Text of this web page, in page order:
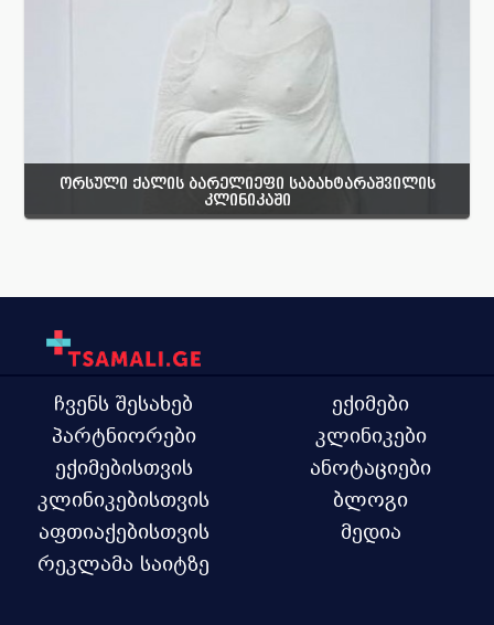
ორსული ქალის ბარელიეფი საბახტარაშვილის
კლინიკაში
ჩვენს შესახებ
პარტნიორები
ექიმებისთვის
კლინიკებისთვის
აფთიაქებისთვის
რეკლამა საიტზე
ექიმები
კლინიკები
ანოტაციები
ბლოგი
მედია